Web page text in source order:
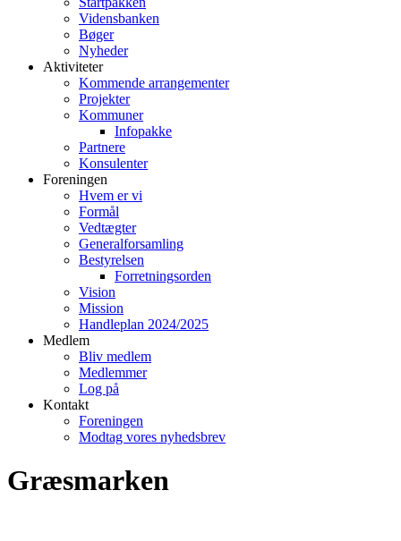
Vidensbanken
Bøger
Nyheder
Aktiviteter
Kommende arrangementer
Projekter
Kommuner
Infopakke
Partnere
Konsulenter
Foreningen
Hvem er vi
Formål
Vedtægter
Generalforsamling
Bestyrelsen
Forretningsorden
Vision
Mission
Handleplan 2024/2025
Medlem
Bliv medlem
Medlemmer
Log på
Kontakt
Foreningen
Modtag vores nyhedsbrev
Græsmarken